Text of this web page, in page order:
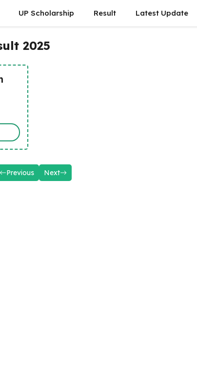
UP Scholarship Result Latest Update
2025
Previous Next